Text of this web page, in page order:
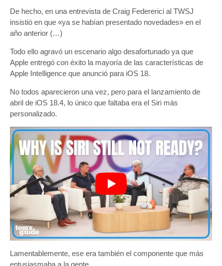
De hecho, en una entrevista de Craig Federerici al TWSJ
insistió en que «ya se habían presentado novedades» en el
año anterior (…)
Todo ello agravó un escenario algo desafortunado ya que
Apple entregó con éxito la mayoría de las características de
Apple Intelligence que anunció para iOS 18.
No todos aparecieron una vez, pero para el lanzamiento de
abril de iOS 18.4, lo único que faltaba era el Siri más
personalizado.
Lamentablemente, ese era también el componente que más